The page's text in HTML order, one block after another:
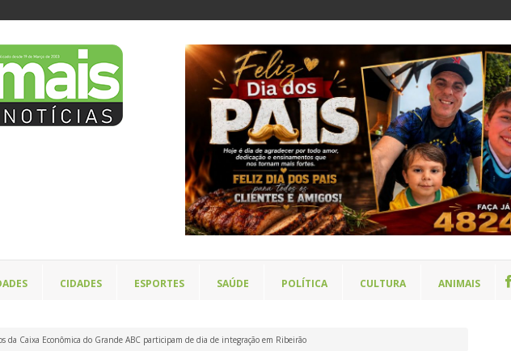
CIDADES ESPORTES SAÚDE POLÍTICA CULTURA ANIMAIS
da Caixa Econômica do Grande ABC participam de dia de integração em Ribeirão